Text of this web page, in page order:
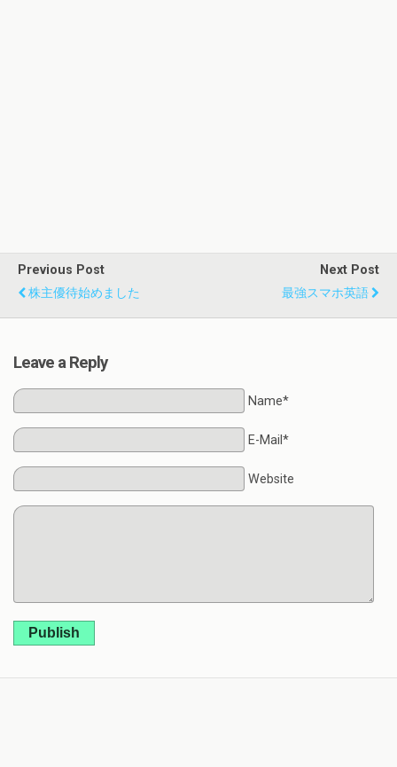
Previous Post
株主優待始めました
Next Post
最強スマホ英語
Leave a Reply
Name*
E-Mail*
Website
Publish